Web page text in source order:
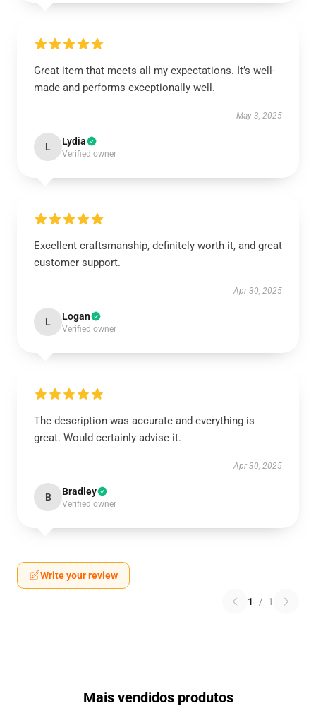
Great item that meets all my expectations. It’s well-
made and performs exceptionally well.
May 3, 2025
L Lydia
Verified owner
Excellent craftsmanship, definitely worth it, and great
customer support.
Apr 30, 2025
L Logan
Verified owner
The description was accurate and everything is
great. Would certainly advise it.
Apr 30, 2025
B Bradley
Verified owner
Write your review
1 / 1
Mais vendidos produtos